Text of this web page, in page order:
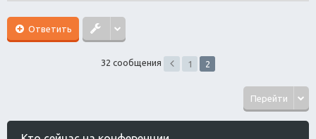
Ответить
32 сообщения 1 2
Перейти